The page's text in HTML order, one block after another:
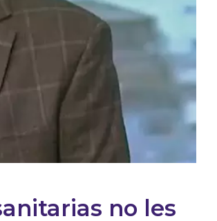
no les